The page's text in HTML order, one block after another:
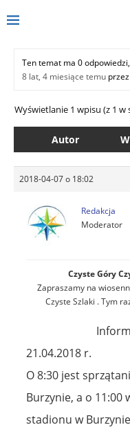
Ten temat ma 0
8 lat, 4 miesiące temu przez
Wyświetlanie 1 wpisu (z 1 w
Autor
2018-04-07 o 18:02
Redakcja
Moderator
Czyste Góry
Zapraszamy na
Czyste Szlaki . Tym
21.04.2018 r.
O 8:30 jest
Burzynie, a o 11:00
stadionu w